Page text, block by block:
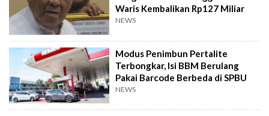
Waris Kembalikan Rp127 Miliar
NEWS
Modus Penimbun Pertalite
Terbongkar, Isi BBM Berulang
Pakai Barcode Berbeda di SPBU
NEWS